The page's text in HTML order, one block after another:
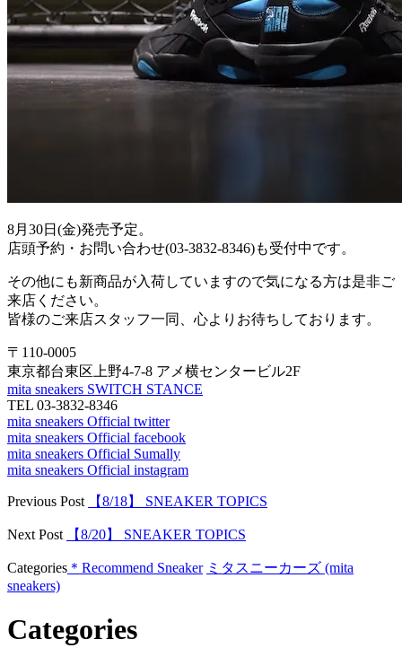
8月30日(金)発売予定。
店頭予約・お問い合わせ(03-3832-8346)も受付中です。
その他にも新商品が入荷していますので気になる方は是非ご
来店ください。
皆様のご来店スタッフ一同、心よりお待ちしております。
〒110-0005
東京都台東区上野4-7-8 アメ横センタービル2F
mita sneakers SWITCH STANCE
TEL 03-3832-8346
mita sneakers Official twitter
mita sneakers Official facebook
mita sneakers Official Sumally
mita sneakers Official instagram
Previous Post 【8/18】 SNEAKER TOPICS
Next Post 【8/20】 SNEAKER TOPICS
Categories ＊Recommend Sneaker ミタスニーカーズ (mita
sneakers)
Categories